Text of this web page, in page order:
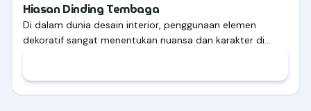
Hiasan Dinding Tembaga
Di dalam dunia desain interior, penggunaan elemen
dekoratif sangat menentukan nuansa dan karakter di…